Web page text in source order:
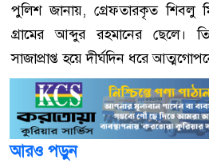
পুলিশ জানায়, গ্রেফতারকৃত শিবলু
গ্রামের আব্দুর রহমানের ছেলে।
সাজাপ্রাপ্ত হয়ে দীর্ঘদিন ধরে
আরও পড়ুন